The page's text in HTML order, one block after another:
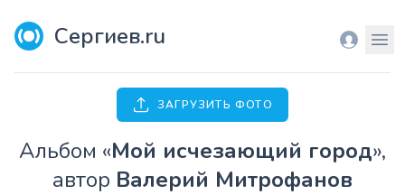
Сергиев.ru Вход
ЗАГРУЗИТЬ ФОТО
Aльбом «Мой исчезающий город»,
автор Валерий Митрофанов